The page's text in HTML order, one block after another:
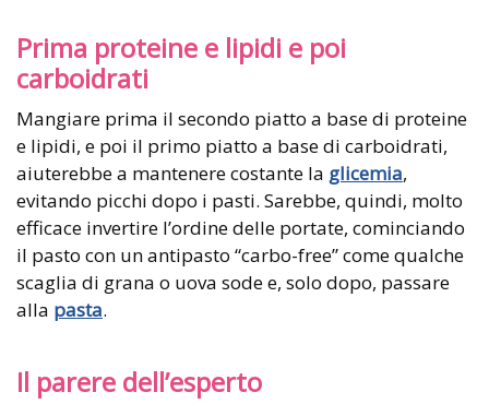
Prima proteine e lipidi e poi
carboidrati
Mangiare prima il secondo piatto a base di proteine
e lipidi, e poi il primo piatto a base di carboidrati,
aiuterebbe a mantenere costante la glicemia,
evitando picchi dopo i pasti. Sarebbe, quindi, molto
efficace invertire l’ordine delle portate, cominciando
il pasto con un antipasto “carbo-free” come qualche
scaglia di grana o uova sode e, solo dopo, passare
alla pasta.
Il parere dell’esperto